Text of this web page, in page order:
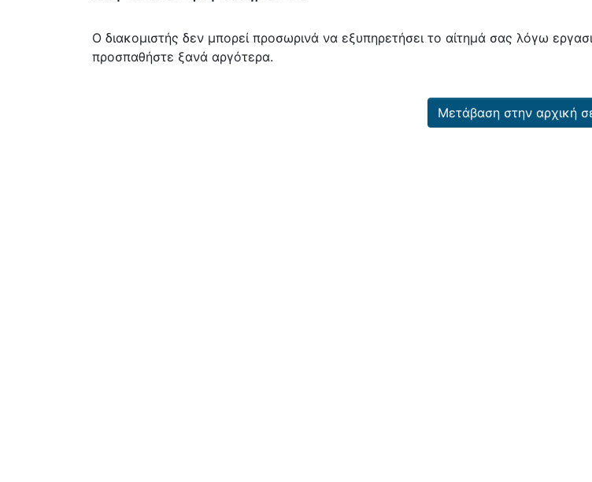
Ο διακομιστής δεν μπορεί προσωρινά να εξυπηρετήσει το αίτημά σας λόγω
προσπαθήστε ξανά αργότερα.
Μετάβαση στην αρχική